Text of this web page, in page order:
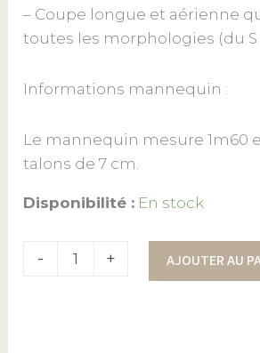
– Coupe longue et aérienne
toutes les morphologies (du S
Informations mannequin :
Le mannequin mesure 1m60
talons de 7 cm.
Disponibilité : En stock
- + AJOUTER AU